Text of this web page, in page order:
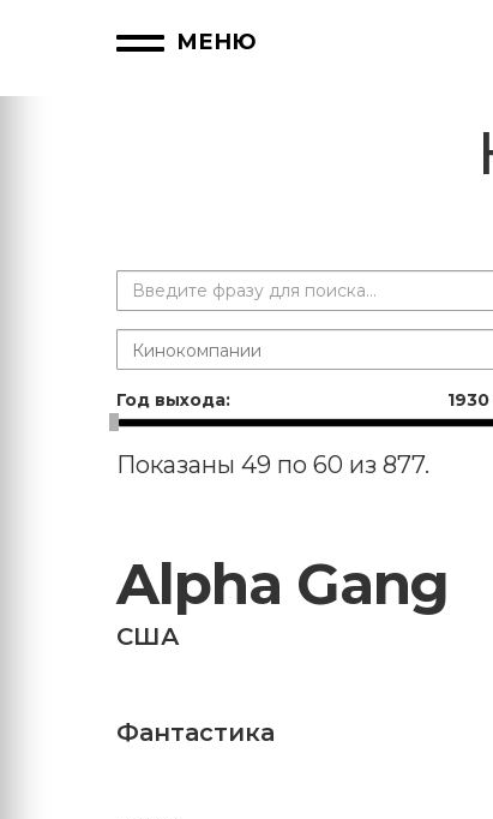
МЕНЮ
Год выхода: 1930
Показаны 49 по 60 из 877.
Alpha Gang
США
Фантастика